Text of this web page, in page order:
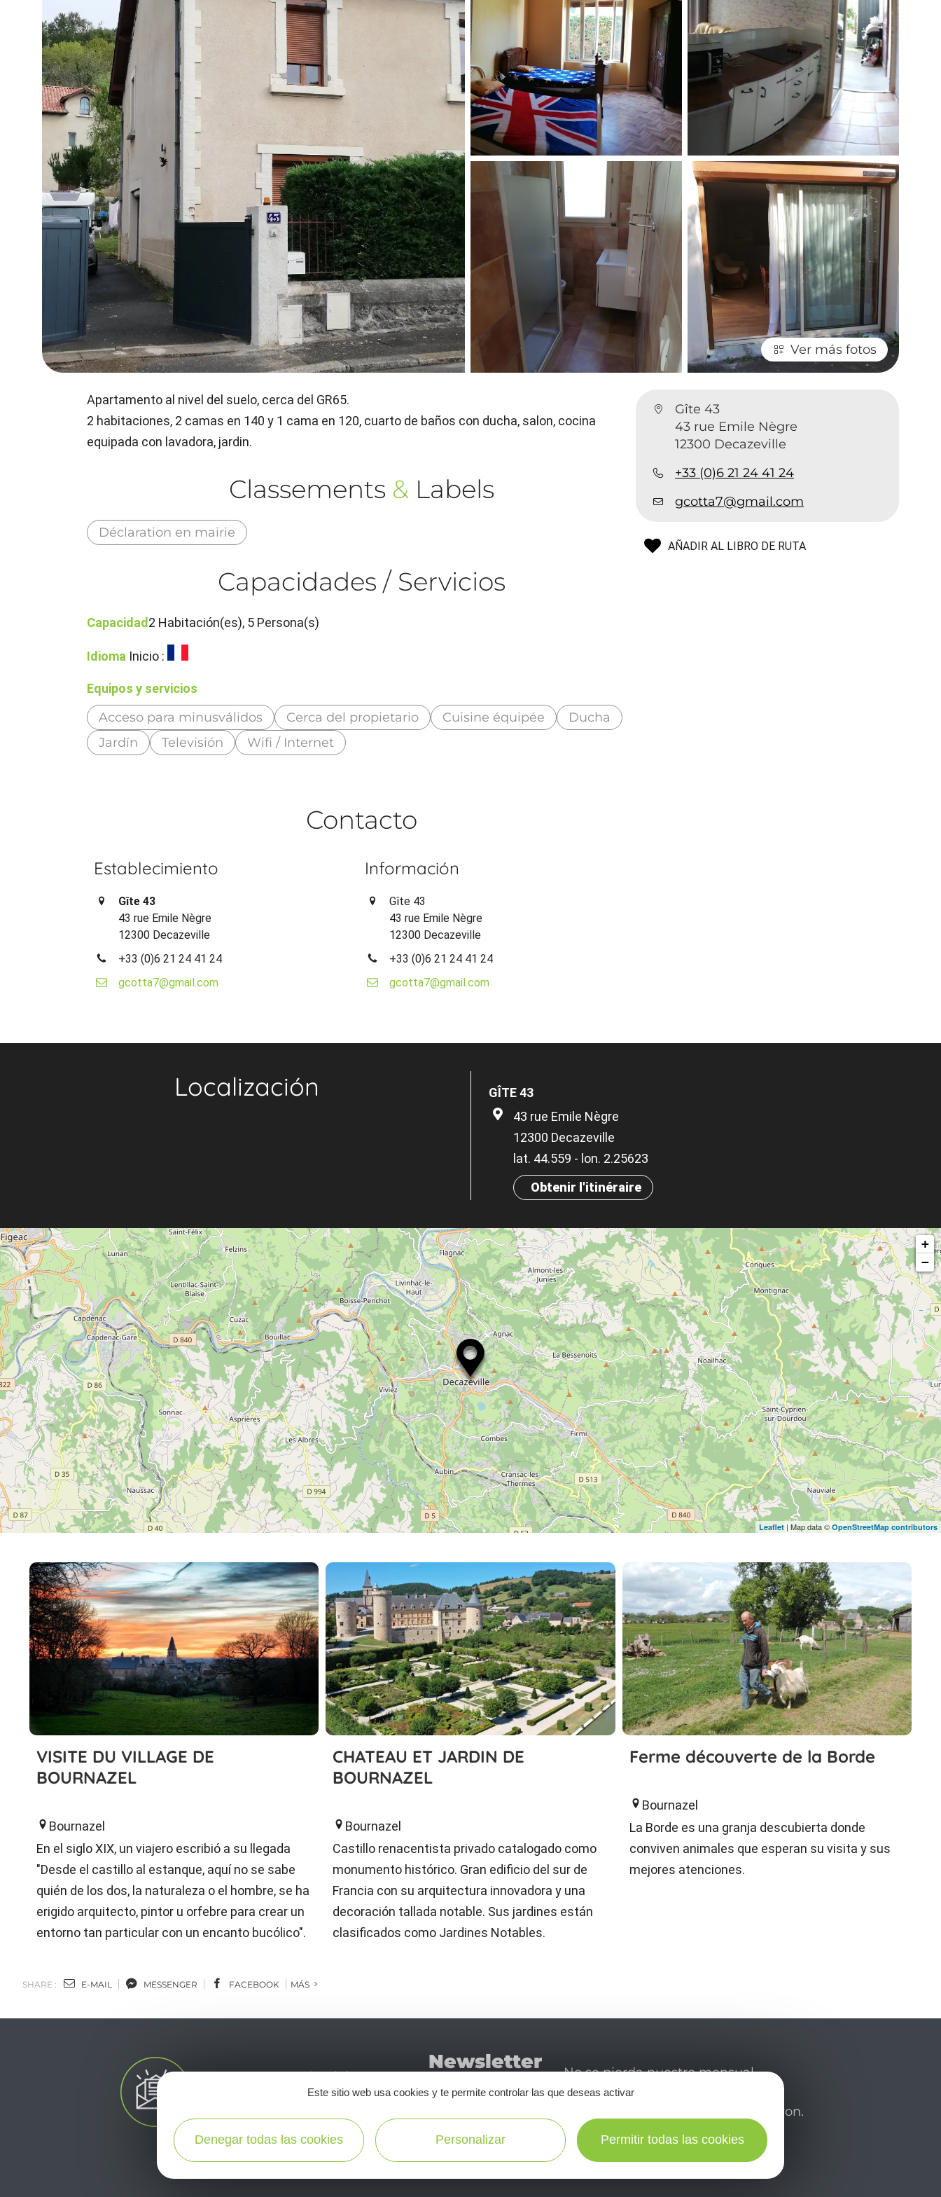
Ver más fotos
Gîte 43
43 rue Emile Nègre
12300 Decazeville
+33 (0)6 21 24 41 24
gcotta7@gmail.com
AÑADIR AL LIBRO DE RUTA
Apartamento al nivel del suelo, cerca del GR65.
2 habitaciones, 2 camas en 140 y 1 cama en 120, cuarto de baños con ducha, salon, cocina
equipada con lavadora, jardin.
Classements & Labels
Déclaration en mairie
Capacidades / Servicios
Capacidad 2 Habitación(es), 5 Persona(s)
Idioma Inicio :
Equipos y servicios
Acceso para minusválidos Cerca del propietario Cuisine équipée
Ducha
Jardín
Televisión Wifi / Internet
Contacto
Establecimiento
Gîte 43
43 rue Emile Nègre
12300 Decazeville
+33 (0)6 21 24 41 24
gcotta7@gmail.com
Información
Gîte 43
43 rue Emile Nègre
12300 Decazeville
+33 (0)6 21 24 41 24
gcotta7@gmail.com
Localización
GÎTE 43
43 rue Emile Nègre
12300 Decazeville
lat. 44.559 - lon. 2.25623
Obtenir l'itinéraire
+
−
Leaflet| Map data © OpenStreetMap contributors
VISITE DU VILLAGE DE
BOURNAZEL
Bournazel
En el siglo XIX, un viajero escribió a su llegada
"Desde el castillo al estanque, aquí no se sabe
quién de los dos, la naturaleza o el hombre, se ha
erigido arquitecto, pintor u orfebre para crear un
entorno tan particular con un encanto bucólico".
CHATEAU ET JARDIN DE
BOURNAZEL
Bournazel
Castillo renacentista privado catalogado como
monumento histórico. Gran edificio del sur de
Francia con su arquitectura innovadora y una
decoración tallada notable. Sus jardines están
clasificados como Jardines Notables.
Ferme découverte de la Borde
Bournazel
La Borde es una granja descubierta donde
conviven animales que esperan su visita y sus
mejores atenciones.
SHARE : E-MAIL MESSENGER FACEBOOK MÁS
Newsletter
Tourismo
en Aveyron
No se pierda nuestro mensual
newsletter y déjese inspirar para
disfrutar de su estancia en el Aveyron.
¡SUSCRÍBASE A NUESTRO NEWSLETTER AQUÍ!
Este sitio web usa cookies y te permite controlar las que deseas activar
Denegar todas las cookies Personalizar Permitir todas las cookies